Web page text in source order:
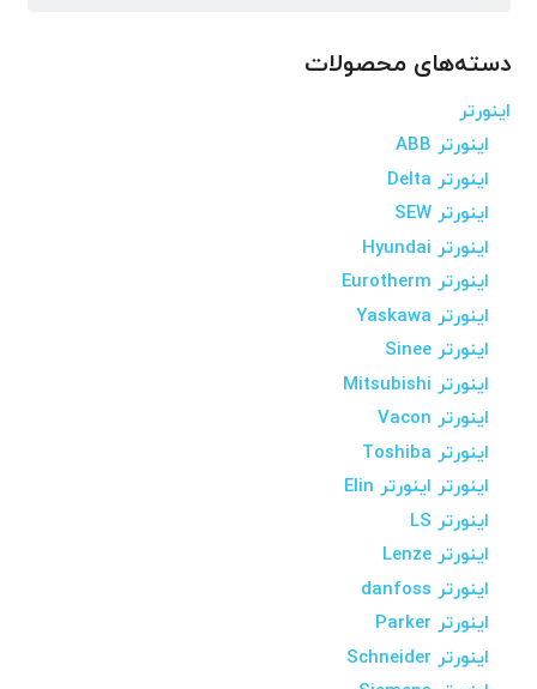
دسته‌های محصولات
اینورتر
اینورتر ABB
اینورتر Delta
اینورتر SEW
اینورتر Hyundai
اینورتر Eurotherm
اینورتر Yaskawa
اینورتر Sinee
اینورتر Mitsubishi
اینورتر Vacon
اینورتر Toshiba
اینورتر اینورتر Elin
اینورتر LS
اینورتر Lenze
اینورتر danfoss
اینورتر Parker
اینورتر Schneider